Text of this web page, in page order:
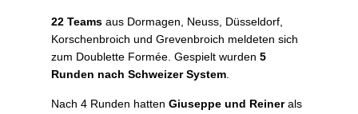
22 Teams aus Dormagen, Neuss, Düsseldorf,
Korschenbroich und Grevenbroich meldeten sich
zum Doublette Formée. Gespielt wurden 5
Runden nach Schweizer System
Nach 4 Runden hatten Giuseppe und Reinerals